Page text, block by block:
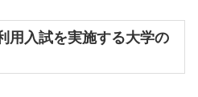
用入試を実施する大学の